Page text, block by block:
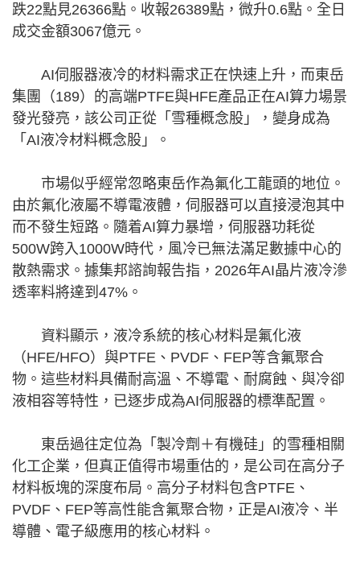
跌22點見26366點。收報26389點，微升0.6點。全日
成交金額3067億元。
AI伺服器液冷的材料需求正在快速上升，而東岳
集團（189）的高端PTFE與HFE產品正在AI算力場景
發光發亮，該公司正從「雪種概念股」，變身成為
「AI液冷材料概念股」。
市場似乎經常忽略東岳作為氟化工龍頭的地位。
由於氟化液屬不導電液體，伺服器可以直接浸泡其中
而不發生短路。隨着AI算力暴增，伺服器功耗從
500W跨入1000W時代，風冷已無法滿足數據中心的
散熱需求。據集邦諮詢報告指，2026年AI晶片液冷滲
透率料將達到47%。
資料顯示，液冷系統的核心材料是氟化液
（HFE/HFO）與PTFE、PVDF、FEP等含氟聚合
物。這些材料具備耐高溫、不導電、耐腐蝕、與冷卻
液相容等特性，已逐步成為AI伺服器的標準配置。
東岳過往定位為「製冷劑＋有機硅」的雪種相關
化工企業，但真正值得市場重估的，是公司在高分子
材料板塊的深度布局。高分子材料包含PTFE、
PVDF、FEP等高性能含氟聚合物，正是AI液冷、半
導體、電子級應用的核心材料。